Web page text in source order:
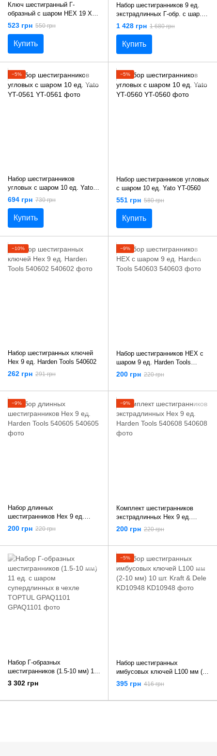
Ключ шестигранный Г-
образный с шаром HEX 19 X
70 Х 280 мм Yato YT-05466
523 грн 550 грн
Купить
Набор шестигранников 9 ед.
экстрадлинных Г-обр. с шар.
1.5-10 (с ков. наконеч.) King
Tony 201B09MR
1 428 грн 1 680 грн
Купить
−5%
Набор шестигранников
угловых с шаром 10 ед. Yato
YT-0561
694 грн 730 грн
Купить
−5%
Набор шестигранников угловых
с шаром 10 ед. Yato YT-0560
551 грн 580 грн
Купить
−10%
Набор шестигранных ключей
Hex 9 ед. Harden Tools 540602
262 грн 291 грн
−9%
Набор шестигранников HEX с
шаром 9 ед. Harden Tools
540603
200 грн 220 грн
−9%
Набор длинных
шестигранников Hex 9 ед.
Harden Tools 540605
200 грн 220 грн
−9%
Комплект шестигранников
экстрадлинных Hex 9 ед.
Harden Tools 540608
200 грн 220 грн
Набор Г-образных
шестигранников (1.5-10 мм) 11
ед. с шаром супердлинных в
чехле TOPTUL GPAQ1101
3 302 грн
−5%
Набор шестигранных
имбусовых ключей L100 мм (2-
10 мм) 10 шт. Kraft & Dele
KD10948
395 грн 416 грн